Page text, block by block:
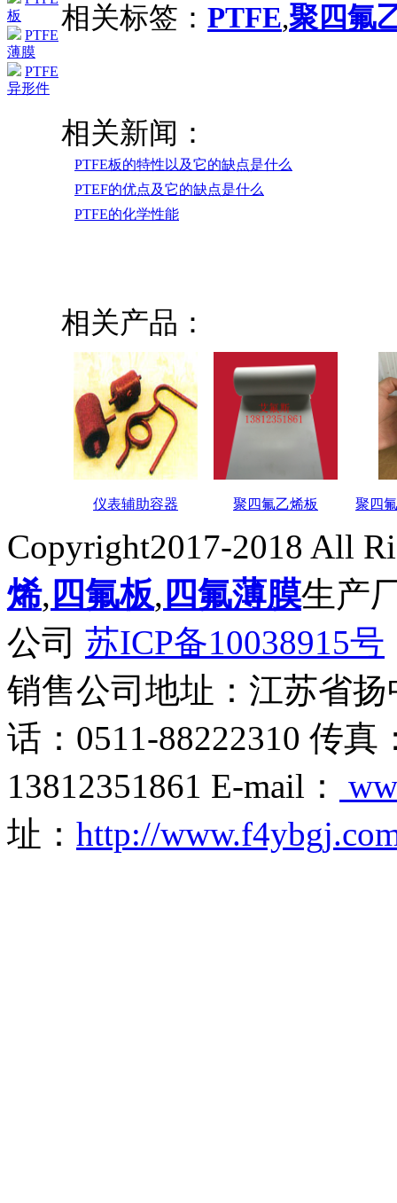
板
PTFE
薄膜
PTFE
异形件
相关标签： PTFE,聚四氟
相关新闻：
PTFE板的特性以及它的缺点是什么
PTEF的优点及它的缺点是什么
PTFE的化学性能
相关产品：
仪表辅助容器 聚四氟乙烯板 聚四
Copyright2017-2018 All
烯, 四氟板, 四氟薄膜生产
公司 苏ICP备10038915号
销售公司地址：江苏省
话：0511-88222310 传真
13812351861 E-mail：
址： http://